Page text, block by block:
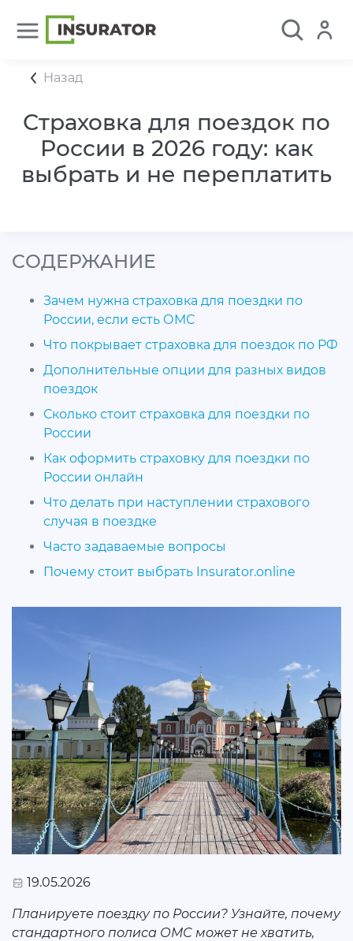
Назад
Страховка для поездок по
России в 2026 году: как
выбрать и не переплатить
19.05.2026
Планируете поездку по России? Узнайте, почему
стандартного полиса ОМС может не хватить,
CОДЕРЖАНИЕ
Зачем нужна страховка для поездки по
России, если есть ОМС
Что покрывает страховка для поездок по РФ
Дополнительные опции для разных видов
поездок
Сколько стоит страховка для поездки по
России
Как оформить страховку для поездки по
России онлайн
Что делать при наступлении страхового
случая в поездке
Часто задаваемые вопросы
Почему стоит выбрать Insurator.online